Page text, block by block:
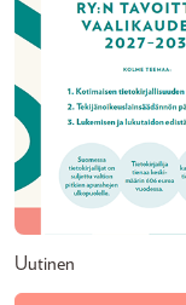
Uutinen